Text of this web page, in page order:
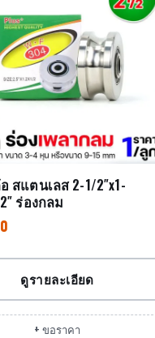
สแตนเลส 2-1/2″x1-
ร่องกลม
ดูรายละเอียด
+ ขอราคา